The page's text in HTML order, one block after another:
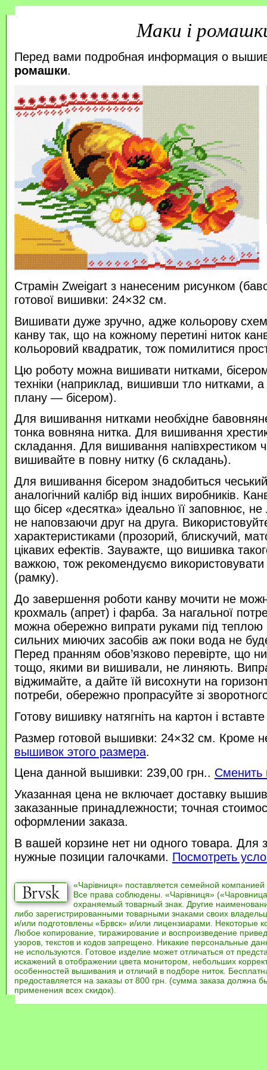
Маки і
Перед вами подробная информация о
ромашки.
Страмін Zweigart з нанесеним рисунком
готової вишивки: 24×32 см.
Вишивати дуже зручно, адже кольорову
канву так, що на кожному перетині ниток
кольоровий квадратик, тож помилитися
Цю роботу можна вишивати нитками, бісером
техніки (наприклад, вишивши тло нитками, а
плану — бісером).
Для вишивання нитками необхідне
тонка вовняна нитка. Для вишивання
складання. Для вишивання напівхрестиком
вишивайте в повну нитку (6 складань).
Для вишивання бісером знадобиться
аналогічний калібр від інших виробників.
що бісер «десятка» ідеально її заповнює,
не наповзаючи друг на друга.
характеристиками (прозорий, блискучий,
цікавих ефектів. Зауважте, що вишивка
важкою, тож рекомендуємо
(рамку).
До завершення роботи канву мочити не
крохмаль (апрет) і фарба. За нагальної
можна обережно випрати руками під
сильних миючих засобів аж поки вода не
Перед пранням обов’язково перевірте, що
тощо, якими ви вишивали, не линяють.
віджимайте, а дайте їй висохнути на
потреби, обережно пропрасуйте зі
Готову вишивку натягніть на картон і
Размер готовой вышивки: 24×32 см. Кроме
вышивок этого размера.
Цена данной вышивки: 239,00 грн.. Сменить
Указанная цена не включает доставку
заказанные принадлежности; точная
оформлении заказа.
В вашей корзине нет ни одного товара. Для
нужные позиции галочками. Посмотреть
«Чарівниця» поставляется семейной компанией
Все права соблюдены. «Чарівниця»
охраняемый товарный знак. Другие
либо зарегистрированными товарными знаками своих
и/или подготовлены «Брвск» и/или лицензиарами. Некоторые
Любое копирование, тиражирование и воспроизведение
узоров, текстов и кодов запрещено. Никакие персональные
не используются. Готовое изделие может отличаться от
искажений в отображении цвета монитором, небольших
особенностей вышивания и отличий в подборе ниток.
предоставляется на заказы от 800 грн. (сумма заказа должна
применения всех скидок).